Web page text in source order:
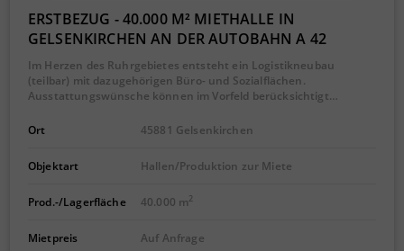
ERSTBEZUG - 40.000 M² MIETHALLE IN
GELSENKIRCHEN AN DER AUTOBAHN A 42
Im Herzen des Ruhrgebietes entsteht ein Logistikneubau
(teilbar) mit dazugehörigen Büro- und Sozialflächen.
Ausstattungswünsche können im Vorfeld berücksichtigt…
Ort 45881 Gelsenkirchen
Objektart Hallen/Produktion zur Miete
Prod.-/Lagerfläche 40.000 m2
Mietpreis Auf Anfrage